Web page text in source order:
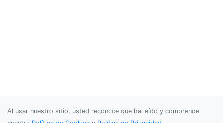
Al usar nuestro sitio, usted reconoce que ha leído y comprende